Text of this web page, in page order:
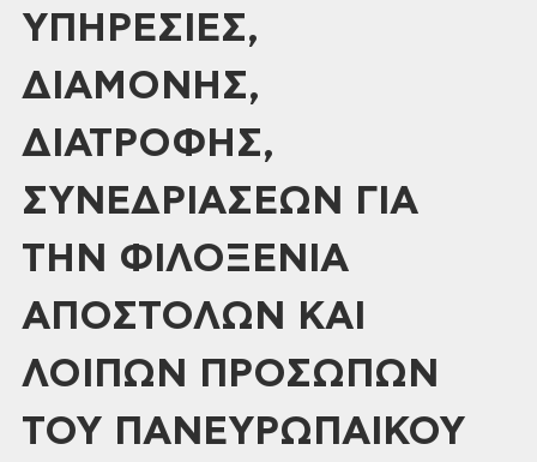
ΥΠΗΡΕΣΙΕΣ,
ΔΙΑΜΟΝΗΣ,
ΔΙΑΤΡΟΦΗΣ,
ΣΥΝΕΔΡΙΑΣΕΩΝ ΓΙΑ
ΤΗΝ ΦΙΛΟΞΕΝΙΑ
ΑΠΟΣΤΟΛΩΝ ΚΑΙ
ΛΟΙΠΩΝ ΠΡΟΣΩΠΩΝ
ΤΟΥ ΠΑΝΕΥΡΩΠΑΙΚΟΥ